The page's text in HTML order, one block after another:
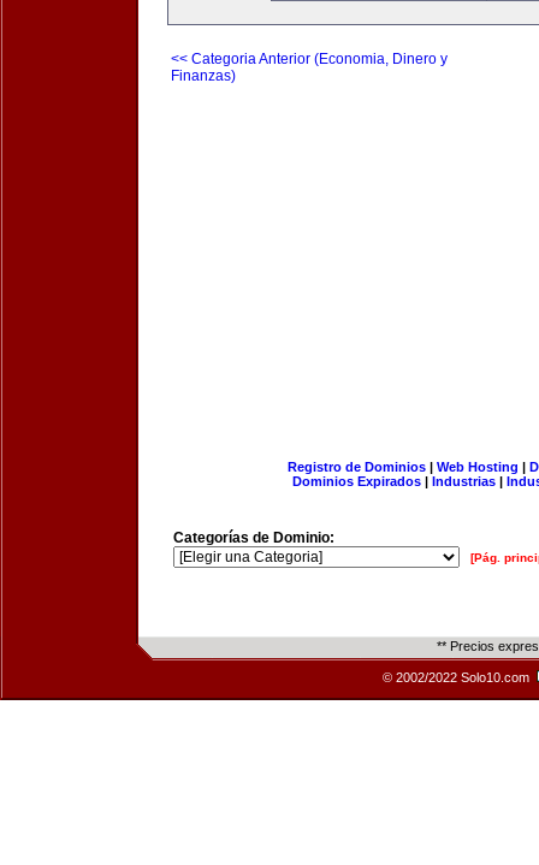
<< Categoria Anterior (Economia, Dinero y
Finanzas)
Registro de Dominios| Web Hosting |
Dominios Expirados | Industrias |
Categorías de Dominio:
[Pág.
** Precios
© 2002/2022 Solo10.com